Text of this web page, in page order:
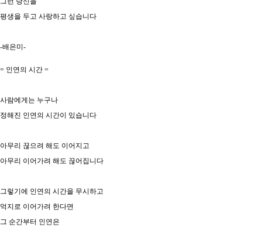
평생을 두고 사랑하고 싶습니다
-배은미-
= 인연의 시간 =
사람에게는 누구나
정해진 인연의 시간이 있습니다
아무리 끊으려 해도 이어지고
아무리 이어가려 해도 끊어집니다
그렇기에 인연의 시간을 무시하고
억지로 이어가려 한다면
그 순간부터 인연은